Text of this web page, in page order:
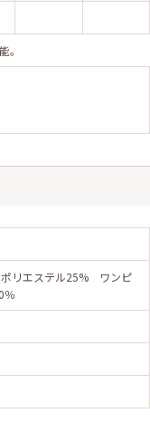
。
リエステル25% ワンピ
％